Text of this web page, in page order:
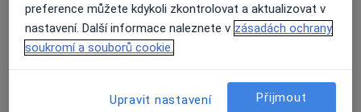
Přidejte svůj názor
preference můžete kdykoli zkontrolovat a aktualizovat v
nastavení. Další informace naleznete v zásadách ochrany
soukromí a souborů cookie.
Upravit nastavení Přijmout